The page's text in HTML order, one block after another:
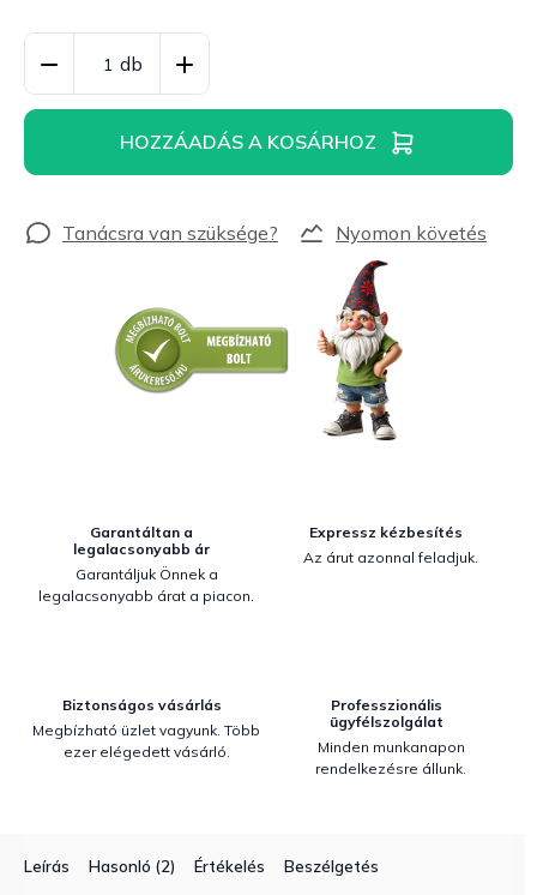
HOZZÁADÁS A KOSÁRHOZ
Nyomon követés
Garantáltan a
legalacsonyabb ár
Garantáljuk Önnek a
legalacsonyabb árat a piacon.
Expressz kézbesítés
Az árut azonnal feladjuk.
Biztonságos vásárlás
Megbízható üzlet vagyunk. Több
ezer elégedett vásárló.
Professzionális
ügyfélszolgálat
Minden munkanapon
rendelkezésre állunk.
Leírás Hasonló (2) Értékelés Beszélgetés